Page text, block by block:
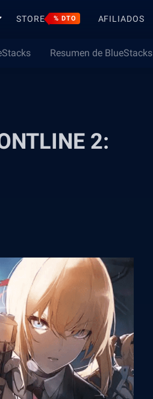
STORE % DTO AFILIADOS
Resumen de BlueStacks
2: